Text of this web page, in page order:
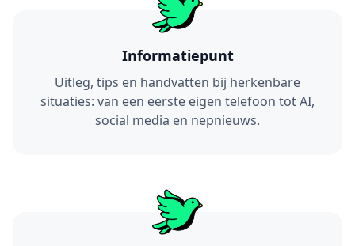
Informatiepunt
Uitleg, tips en handvatten bij herkenbare
situaties: van een eerste eigen telefoon tot AI,
social media en nepnieuws.